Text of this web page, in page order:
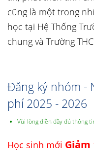
cũng là một trong
học tại Hệ Thống
chung và Trường
Đăng ký nhóm -
phí 2025 - 2026
Vùi lòng điền đầy đủ thông
Học sinh mới Giảm